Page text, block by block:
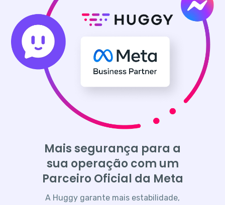
Mais segurança para a
sua operação com um
Parceiro Oficial da Meta
A Huggy garante mais estabilidade,